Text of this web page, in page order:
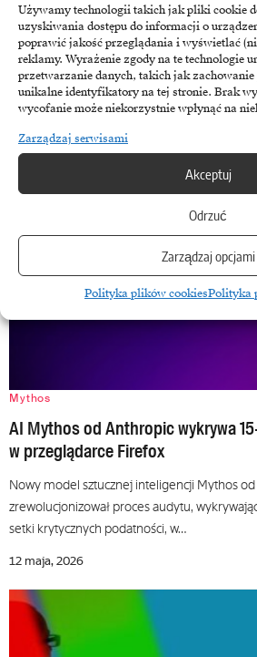
Używamy technologii takich jak pliki cookie
uzyskiwania dostępu do informacji o
poprawić jakość przeglądania i wyświetlać
reklamy. Wyrażenie zgody na te technologie
przetwarzanie danych, takich jak
unikalne identyfikatory na tej stronie. Brak
wycofanie może niekorzystnie wpłynąć na
Zarządzaj serwisami
Akceptuj
Odrzuć
Zarządzaj opcjami
Polityka plików cookiesPolityka
Koniec inwestycji w AI dla
Mythos
Raport Międzynarodowego Funduszu
„Claude Mythos Preview” od Anthropic
długu technologicznego w…
15 maja, 2026
Mythos
AI Mythos od Anthropic wykrywa
w przeglądarce Firefox
Nowy model sztucznej inteligencji Mythos
zrewolucjonizował proces audytu,
setki krytycznych podatności, w…
12 maja, 2026